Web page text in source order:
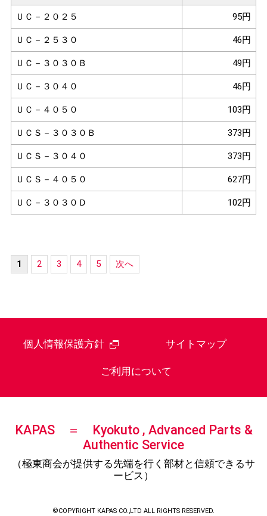
ＵＣ－２０２５ 95円
ＵＣ－２５３０ 46円
ＵＣ－３０３０Ｂ 49円
ＵＣ－３０４０ 46円
ＵＣ－４０５０ 103円
ＵＣＳ－３０３０Ｂ 373円
ＵＣＳ－３０４０ 373円
ＵＣＳ－４０５０ 627円
ＵＣ－３０３０Ｄ 102円
1 2 3 4 5 次へ
個人情報保護方針 サイトマップ
ご利用について
KAPAS ＝ Kyokuto , Advanced Parts &
Authentic Service
（極東商会が提供する先端を行く部材と信頼できるサ
ービス）
©COPYRIGHT KAPAS CO.,LTD ALL RIGHTS RESERVED.